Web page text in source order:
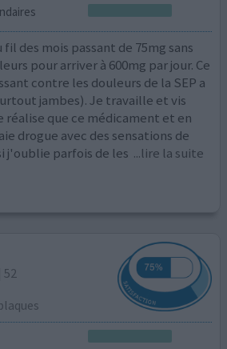
des mois passant de 75mg sans
pour arriver à 600mg par jour. Ce
contre les douleurs de la SEP a
jambes). Je travaille et vis
réalise que ce médicament et en
drogue avec des sensations de
j'oublie parfois de les ...lire la suite
52